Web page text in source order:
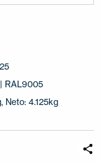
RAL9005
Neto: 4.125kg